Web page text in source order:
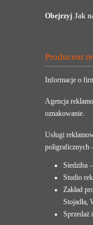
Obejrzyj Jak
Producent
Informacje o
Agencja
oznakowanie.
Usługi
poligraficznych
Siedziba
Studio
Zakład
Stojadła,